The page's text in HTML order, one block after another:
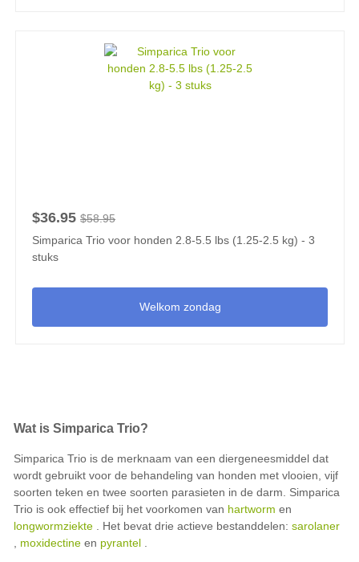
Wat is Simparica Trio?
Simparica Trio is de merknaam van een diergeneesmiddel dat
wordt gebruikt voor de behandeling van honden met vlooien, vijf
soorten teken en twee soorten parasieten in de darm. Simparica
Trio is ook effectief bij het voorkomen van hartworm en
longwormziekte . Het bevat drie actieve bestanddelen: sarolaner
, moxidectine en pyrantel .
$36.95 $58.95
Simparica Trio voor honden 2.8-5.5 lbs (1.25-2.5 kg) - 3
stuks
Welkom zondag